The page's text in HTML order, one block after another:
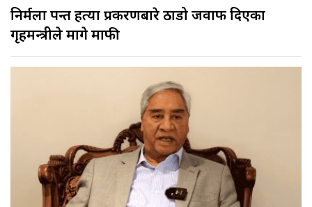
निर्मला पन्त हत्या प्रकरणबारे ठाडो जवाफ दिएका
गृहमन्त्रीले मागे माफी